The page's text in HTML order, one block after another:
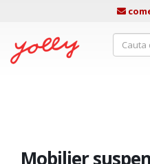
Mobilier